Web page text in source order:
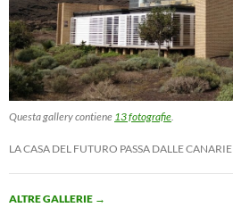
Questa gallery contiene 13 fotografie
LA CASA DEL FUTURO PASSA DALLE CANARIE
ALTRE GALLERIE →